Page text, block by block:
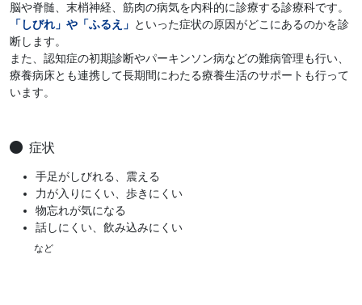
脳や脊髄、末梢神経、筋肉の病気を内科的に診療する診療科です。
「しびれ」や「ふるえ」 といった症状の原因がどこにあるのかを診
断します。
また、認知症の初期診断やパーキンソン病などの難病管理も行い、
療養病床とも連携して長期間にわたる療養生活のサポートも行って
います。
症状
手足がしびれる、震える
力が入りにくい、歩きにくい
物忘れが気になる
話しにくい、飲み込みにくい
など